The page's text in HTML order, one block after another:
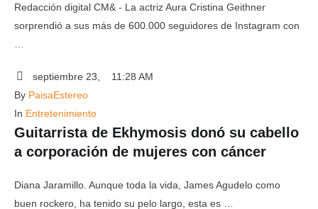
Redacción digital CM& - La actriz Aura Cristina Geithner
sorprendió a sus más de 600.000 seguidores de Instagram con
septiembre 23
11:28 AM
By PaisaEstereo
In Entretenimiento
Guitarrista de Ekhymosis donó su cabello
a corporación de mujeres con cáncer
Diana Jaramillo. Aunque toda la vida, James Agudelo como
buen rockero, ha tenido su pelo largo, esta es …